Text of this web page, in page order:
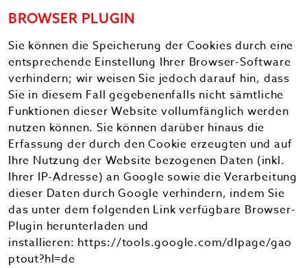
BROWSER PLUGIN
Sie können die Speicherung der Cookies durch eine
entsprechende Einstellung Ihrer Browser-Software
verhindern; wir weisen Sie jedoch darauf hin, dass
Sie in diesem Fall gegebenenfalls nicht sämtliche
Funktionen dieser Website vollumfänglich werden
nutzen können. Sie können darüber hinaus die
Erfassung der durch den Cookie erzeugten und auf
Ihre Nutzung der Website bezogenen Daten (inkl.
Ihrer IP-Adresse) an Google sowie die Verarbeitung
dieser Daten durch Google verhindern, indem Sie
das unter dem folgenden Link verfügbare Browser-
Plugin herunterladen und
installieren: https://tools.google.com/dlpage/gao
ptout?hl=de